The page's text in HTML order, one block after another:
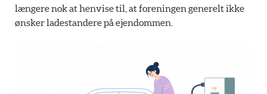
længere nok at henvise til, at foreningen generelt ikke
ønsker ladestandere på ejendommen.